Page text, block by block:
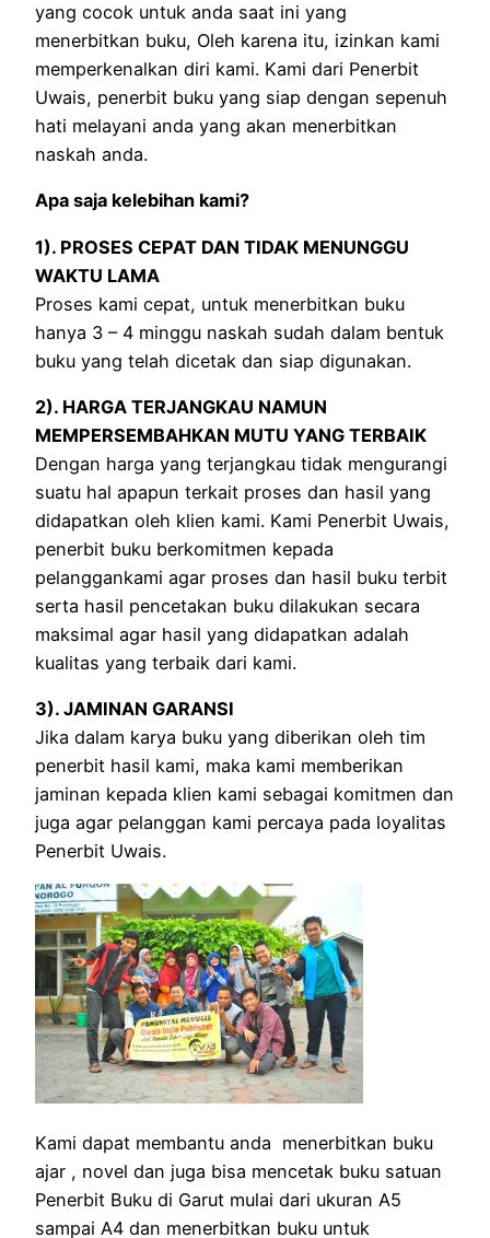
yang cocok untuk anda saat ini yang
menerbitkan buku, Oleh karena itu, izinkan kami
memperkenalkan diri kami. Kami dari Penerbit
Uwais, penerbit buku yang siap dengan sepenuh
hati melayani anda yang akan menerbitkan
naskah anda.
Apa saja kelebihan kami?
1). PROSES CEPAT DAN TIDAK MENUNGGU
WAKTU LAMA
Proses kami cepat, untuk menerbitkan buku
hanya 3 – 4 minggu naskah sudah dalam bentuk
buku yang telah dicetak dan siap digunakan.
2). HARGA TERJANGKAU NAMUN
MEMPERSEMBAHKAN MUTU YANG TERBAIK
Dengan harga yang terjangkau tidak mengurangi
suatu hal apapun terkait proses dan hasil yang
didapatkan oleh klien kami. Kami Penerbit Uwais,
penerbit buku berkomitmen kepada
pelanggankami agar proses dan hasil buku terbit
serta hasil pencetakan buku dilakukan secara
maksimal agar hasil yang didapatkan adalah
kualitas yang terbaik dari kami.
3). JAMINAN GARANSI
Jika dalam karya buku yang diberikan oleh tim
penerbit hasil kami, maka kami memberikan
jaminan kepada klien kami sebagai komitmen dan
juga agar pelanggan kami percaya pada loyalitas
Penerbit Uwais.
Kami dapat membantu anda menerbitkan buku
ajar , novel dan juga bisa mencetak buku satuan
Penerbit Buku di Garut mulai dari ukuran A5
sampai A4 dan menerbitkan buku untuk